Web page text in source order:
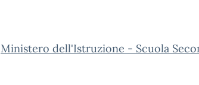
Ministero dell'Istruzione - Scuola